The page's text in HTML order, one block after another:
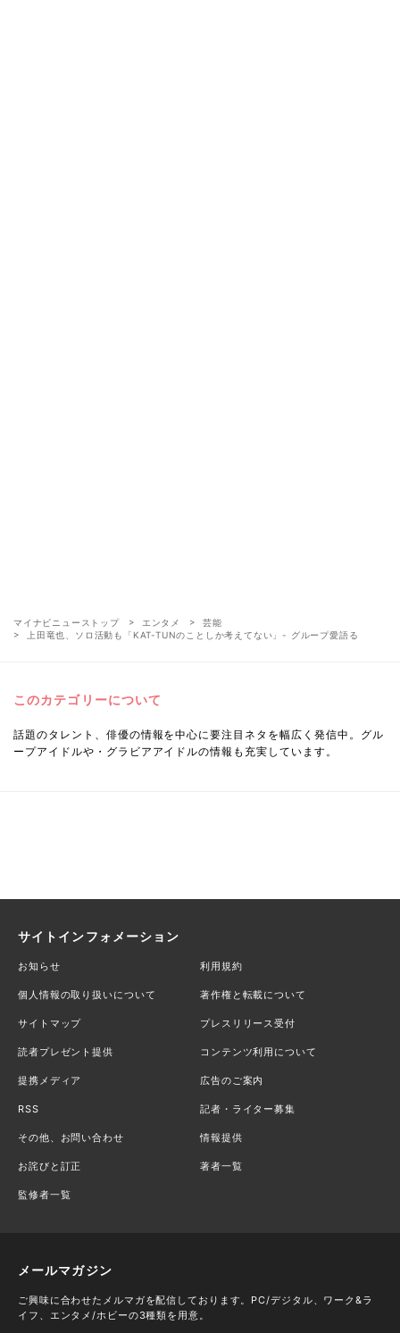
マイナビニューストップ エンタメ
芸能
上田竜也、ソロ活動も「KAT-TUNのことしか考えてない」- グループ愛語る
このカテゴリーについて
話題のタレント、俳優の情報を中心に要注目ネタを幅広く発信中。グル
ープアイドルや・グラビアアイドルの情報も充実しています。
サイトインフォメーション
お知らせ 利用規約
個人情報の取り扱いについて 著作権と転載について
サイトマップ プレスリリース受付
読者プレゼント提供 コンテンツ利用について
提携メディア 広告のご案内
RSS 記者・ライター募集
その他、お問い合わせ 情報提供
お詫びと訂正 著者一覧
監修者一覧
メールマガジン
ご興味に合わせたメルマガを配信しております。PC/デジタル、ワーク&ラ
イフ、エンタメ/ホビーの3種類を用意。